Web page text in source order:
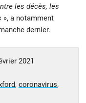
les décès, les
», a notamment
dernier.
2021
, coronavirus,